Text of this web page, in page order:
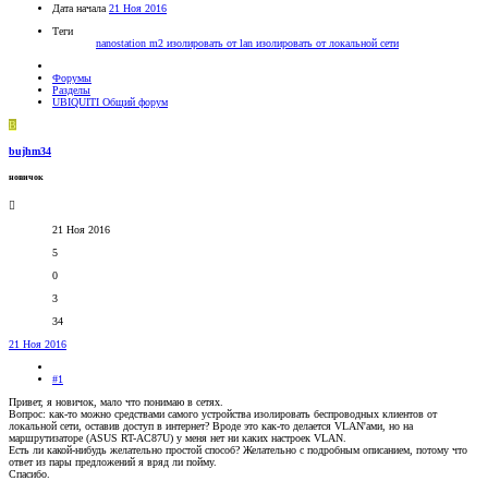
Дата начала 21 Ноя 2016
Теги
nanostation m2 изолировать от lan изолировать от локальной сети
Форумы
Разделы
UBIQUITI Общий форум
B
bujhm34
новичок
21 Ноя 2016
5
0
3
34
21 Ноя 2016
#1
Привет, я новичок, мало что понимаю в сетях.
Вопрос: как-то можно средствами самого устройства изолировать беспроводных клиентов от
локальной сети, оставив доступ в интернет? Вроде это как-то делается VLAN'ами, но на
маршрутизаторе (ASUS RT-AC87U) у меня нет ни каких настроек VLAN.
Есть ли какой-нибудь желательно простой способ? Желательно с подробным описанием, потому что
ответ из пары предложений я вряд ли пойму.
Спасибо.